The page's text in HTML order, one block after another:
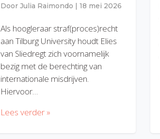
Door Julia Raimondo | 18 mei 2026
Als hoogleraar straf(proces)recht
aan Tilburg University houdt Elies
van Sliedregt zich voornamelijk
bezig met de berechting van
internationale misdrijven.
Hiervoor…
Lees verder »